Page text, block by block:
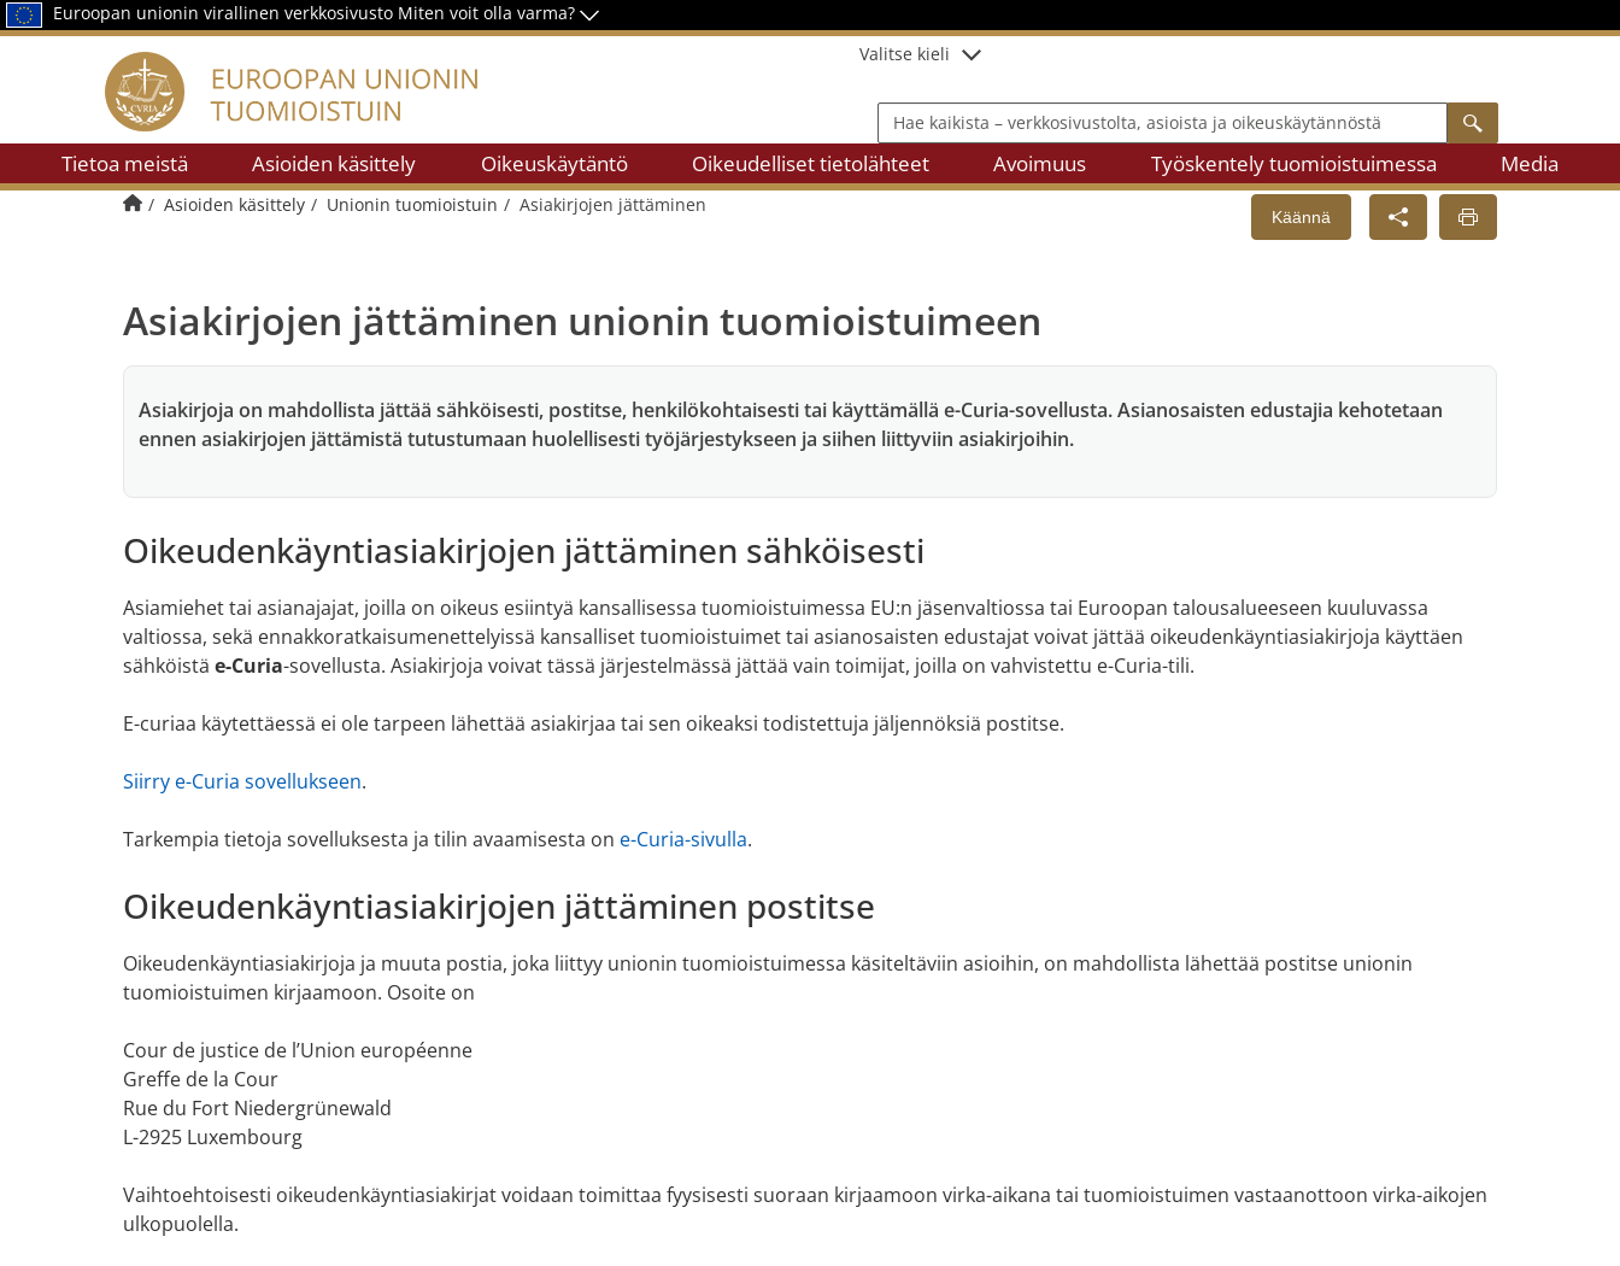
Euroopan unionin virallinen verkkosivusto Miten voit olla varma?
Valitse kieli
Hae kaikista – verkkosivustolta, asioista ja oikeuskäytännöstä
Tietoa meistä Asioiden käsittely Oikeuskäytäntö Oikeudelliset tietolähteet Avoimuus Työskentely tuomioistuimessa Media
Alkuun
Asioiden käsittely Unionin tuomioistuin Asiakirjojen jättäminen
Käännä
Asiakirjojen jättäminen unionin tuomioistuimeen
Asiakirjoja on mahdollista jättää sähköisesti, postitse, henkilökohtaisesti tai käyttämällä e-Curia-sovellusta. Asianosaisten edustajia kehotetaan
ennen asiakirjojen jättämistä tutustumaan huolellisesti työjärjestykseen ja siihen liittyviin asiakirjoihin.
Oikeudenkäyntiasiakirjojen jättäminen sähköisesti
Asiamiehet tai asianajajat, joilla on oikeus esiintyä kansallisessa tuomioistuimessa EU:n jäsenvaltiossa tai Euroopan talousalueeseen kuuluvassa
valtiossa, sekä ennakkoratkaisumenettelyissä kansalliset tuomioistuimet tai asianosaisten edustajat voivat jättää oikeudenkäyntiasiakirjoja käyttäen
sähköistä e-Curia-sovellusta. Asiakirjoja voivat tässä järjestelmässä jättää vain toimijat, joilla on vahvistettu e-Curia-tili.
E-curiaa käytettäessä ei ole tarpeen lähettää asiakirjaa tai sen oikeaksi todistettuja jäljennöksiä postitse.
Siirry e-Curia sovellukseen.
Tarkempia tietoja sovelluksesta ja tilin avaamisesta on e-Curia-sivulla.
Oikeudenkäyntiasiakirjojen jättäminen postitse
Oikeudenkäyntiasiakirjoja ja muuta postia, joka liittyy unionin tuomioistuimessa käsiteltäviin asioihin, on mahdollista lähettää postitse unionin
tuomioistuimen kirjaamoon. Osoite on
Cour de justice de l’Union européenne
Greffe de la Cour
Rue du Fort Niedergrünewald
L-2925 Luxembourg
Vaihtoehtoisesti oikeudenkäyntiasiakirjat voidaan toimittaa fyysisesti suoraan kirjaamoon virka-aikana tai tuomioistuimen vastaanottoon virka-aikojen
ulkopuolella.